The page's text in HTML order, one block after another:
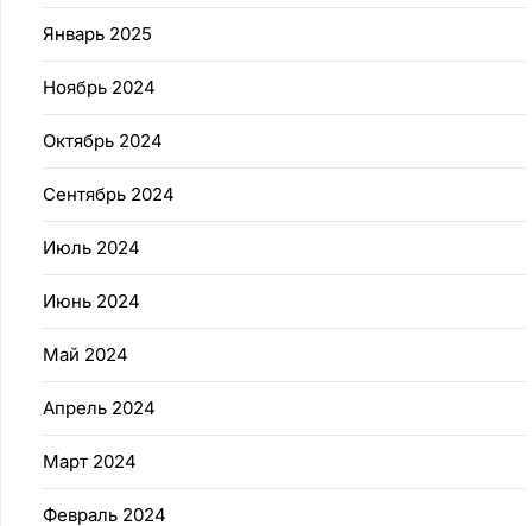
Январь 2025
Ноябрь 2024
Октябрь 2024
Сентябрь 2024
Июль 2024
Июнь 2024
Май 2024
Апрель 2024
Март 2024
Февраль 2024